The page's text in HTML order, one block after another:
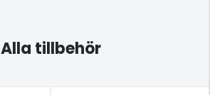
Alla tillbehör